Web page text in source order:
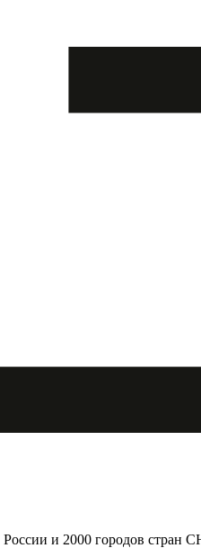
и 2000 городов стран